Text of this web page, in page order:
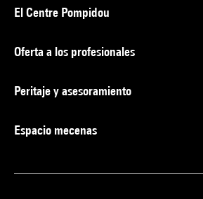
El Centre Pompidou
Oferta a los profesionales
Peritaje y asesoramiento
Espacio mecenas